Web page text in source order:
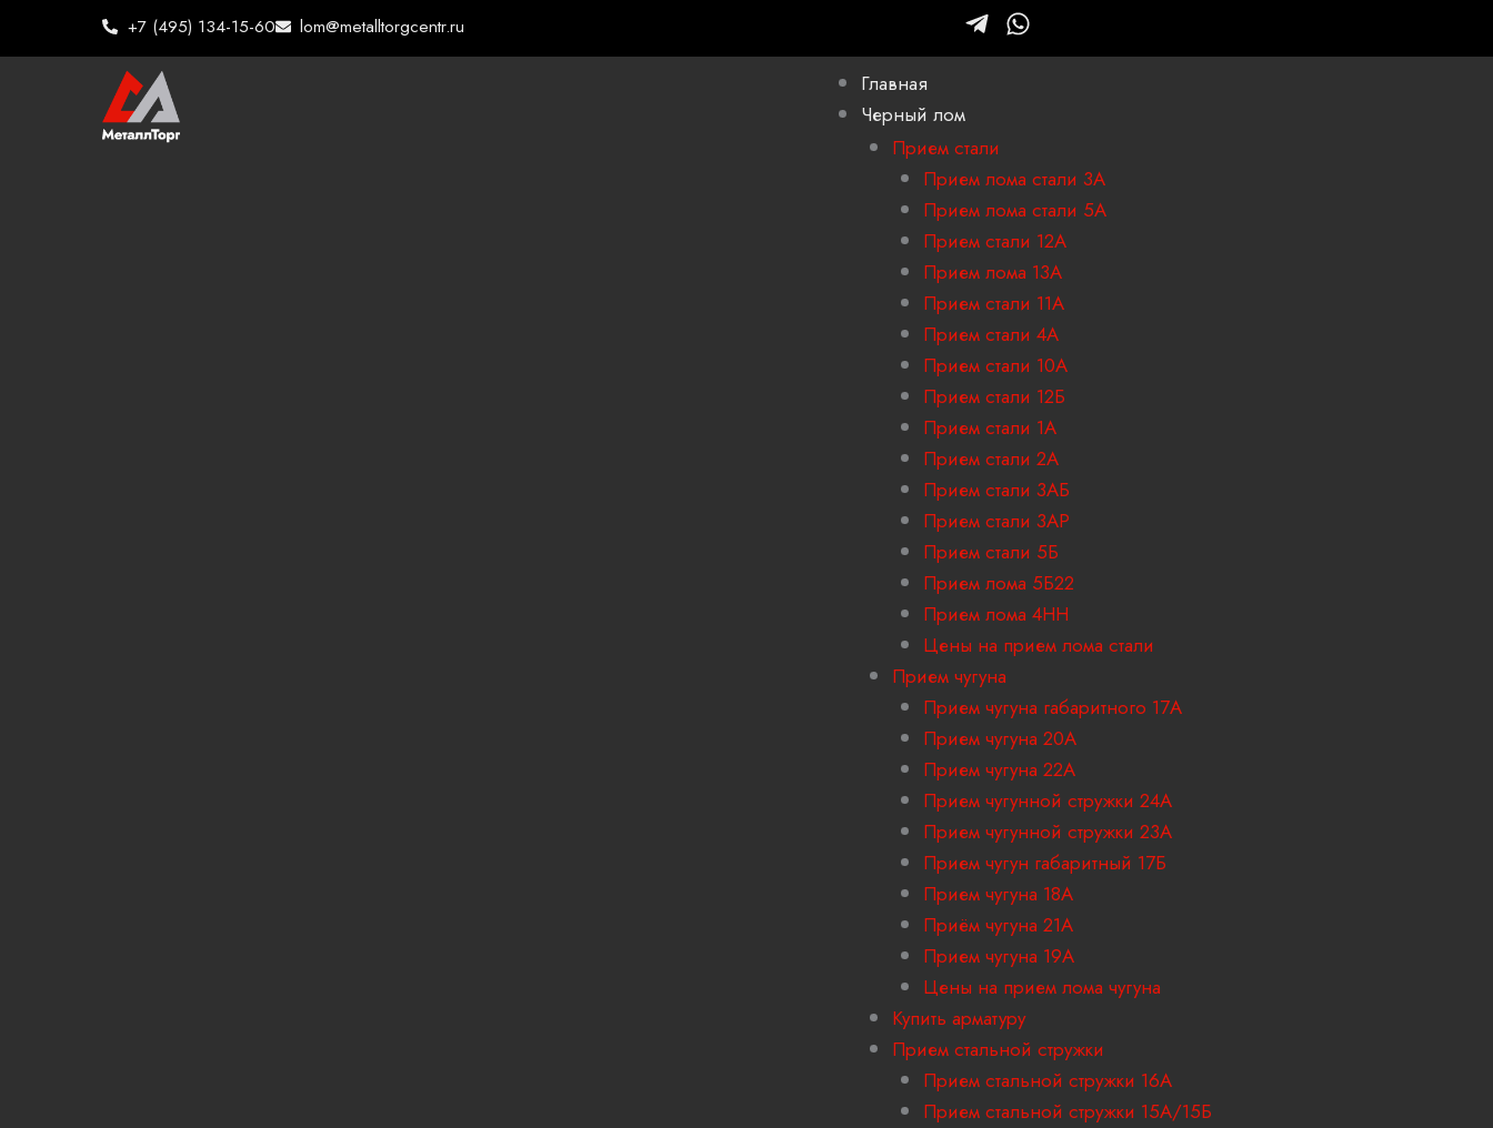
содержимому
+7 (495) 134-15-60 lom@metalltorgcentr.ru T
e
r
a
m
-
p
l
a
n
e
W
h
p
p
Главная
Черный лом
Прием стали
Прием лома стали 3А
Прием лома стали 5А
Прием стали 12А
Прием лома 13А
Прием стали 11А
Прием стали 4А
Прием стали 10А
Прием стали 12Б
Прием стали 1А
Прием стали 2А
Прием стали 3АБ
Прием стали 3АР
Прием стали 5Б
Прием лома 5Б22
Прием лома 4НН
Цены на прием лома стали
Прием чугуна
Прием чугуна габаритного 17A
Прием чугуна 20А
Прием чугуна 22А
Прием чугунной стружки 24А
Прием чугунной стружки 23А
Прием чугун габаритный 17Б
Прием чугуна 18A
Приём чугуна 21А
Прием чугуна 19А
Цены на прием лома чугуна
Купить арматуру
Прием стальной стружки
Прием стальной стружки 16А
Прием стальной стружки 15А/15Б